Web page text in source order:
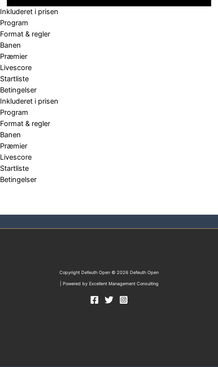
Single
turnering
antal
Inkluderet i prisen
Program
Format & regler
Banen
Præmier
Livescore
Startliste
Betingelser
Inkluderet i prisen
Program
Format & regler
Banen
Præmier
Livescore
Startliste
Betingelser
Copyright Defeuth Open © 2026 Defeuth Open
| Powered by Excellent Management Consulting